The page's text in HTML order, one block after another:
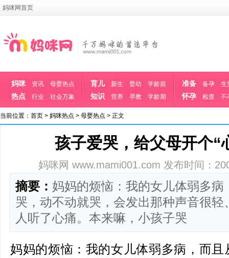
妈咪网首页
妈咪
热点
资讯
母婴热点
行业
社会万象
育儿
知识
新生 婴幼
学龄前
营养
早教 学龄期
准备
怀孕
备孕
生
检查
不
当前位置： 首页 > 妈咪热点 > 母婴热点 > 正文
孩子爱哭，给父母开个“
妈咪网 www.mami001.com 发布时间：
摘要： 妈妈的烦恼：我的女儿体弱多病
哭，动不动就哭，会发出那种声音很轻
人听了心痛。本来嘛，小孩子哭
妈妈的烦恼：我的女儿体弱多病，而